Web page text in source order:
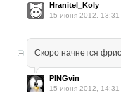
Hranitel_Koly
15 июня 2012, 13:31
Скоро начнется
PINGvin
15 июня 2012, 14:31